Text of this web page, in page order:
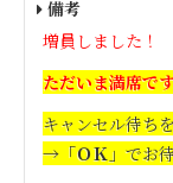
備考
増員しました！
ただいま満席で
キャンセル待ち
→「ＯＫ」でお